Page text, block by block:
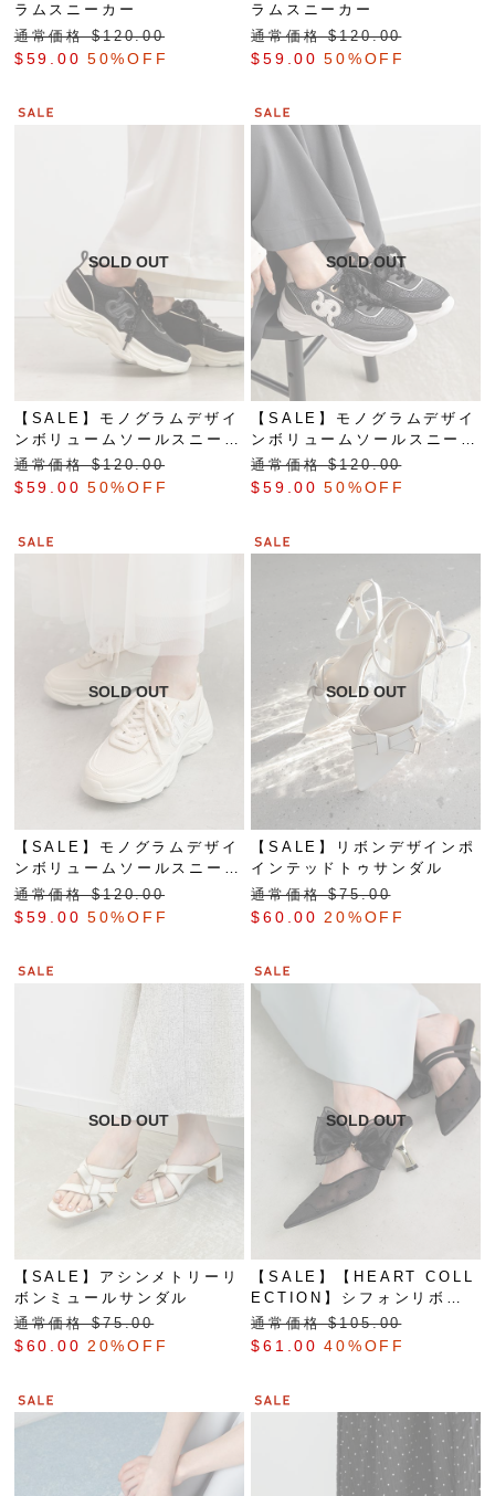
ラムスニーカー
通常価格 $‌120.00
$‌59.00 50%OFF
ラムスニーカー
通常価格 $‌120.00
$‌59.00 50%OFF
【SALE】モノグラムデザイ
ンボリュームソールスニーカ
ー
通常価格 $‌120.00
$‌59.00 50%OFF
【SALE】モノグラムデザイ
ンボリュームソールスニーカ
ー
通常価格 $‌120.00
$‌59.00 50%OFF
【SALE】モノグラムデザイ
ンボリュームソールスニーカ
ー
通常価格 $‌120.00
$‌59.00 50%OFF
【SALE】リボンデザインポ
インテッドトゥサンダル
通常価格 $‌75.00
$‌60.00 20%OFF
【SALE】アシンメトリーリ
ボンミュールサンダル
通常価格 $‌75.00
$‌60.00 20%OFF
【SALE】【HEART COLL
ECTION】シフォンリボン
ハートミュールパンプス
通常価格 $‌105.00
$‌61.00 40%OFF